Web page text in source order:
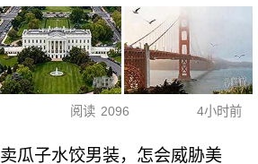
阅读 2096 4小时前
卖瓜子水饺男装，怎会威胁美